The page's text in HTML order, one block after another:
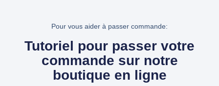
Pour vous aider à passer commande:
Tutoriel pour passer votre
commande sur notre
boutique en ligne